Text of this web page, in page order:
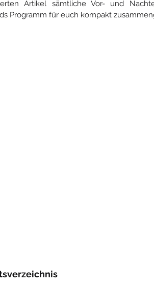
Artikel sämtliche Vor- und
Programm für euch kompakt